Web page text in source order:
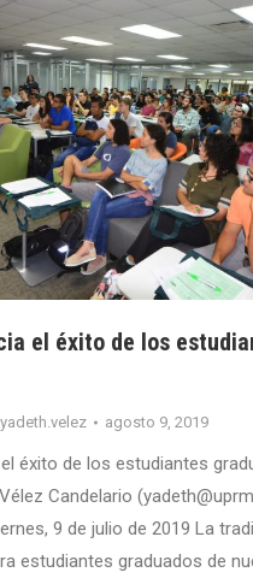
el éxito de los
agosto 9, 2019
éxito de los estudiantes
Candelario
9 de julio de 2019 La
estudiantes graduados de